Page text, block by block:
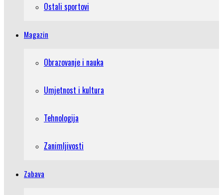
Ostali sportovi
Magazin
Obrazovanje i nauka
Umjetnost i kultura
Tehnologija
Zanimljivosti
Zabava